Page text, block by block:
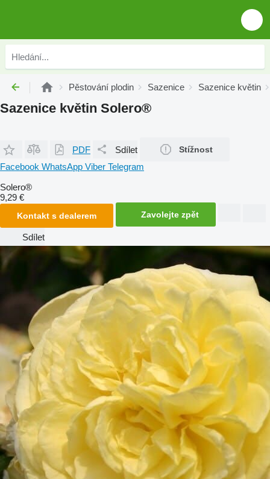
Pěstování plodin Sazenice Sazenice květin
Sazenice květin Solero®
PDF Sdílet Stížnost
Facebook WhatsApp Viber Telegram
Solero®
9,29 €
Kontakt s dealerem Zavolejte zpět
Sdílet